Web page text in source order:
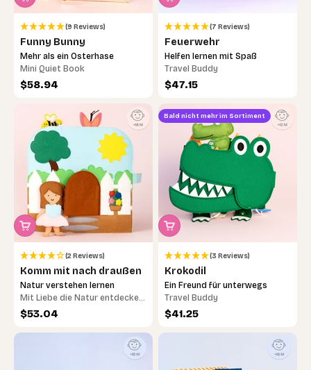
(9 Reviews)
Funny Bunny
Mehr als ein Osterhase
Mini Quiet Book
Angebot
$58.94
(7 Reviews)
Feuerwehr
Helfen lernen mit Spaß
Travel Buddy
Angebot
$47.15
(2 Reviews)
Komm mit nach draußen
Natur verstehen lernen
Mit Liebe die Natur entdecken
– Spielerisches Lernen und
Angebot
$53.04
Bald nicht mehr im Sortiment
(3 Reviews)
Krokodil
Ein Freund für unterwegs
Travel Buddy
Angebot
$41.25